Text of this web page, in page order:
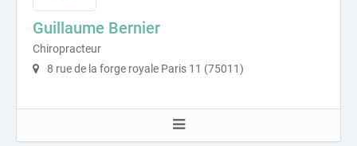
Guillaume Bernier
Chiropracteur
8 rue de la forge royale Paris 11 (75011)